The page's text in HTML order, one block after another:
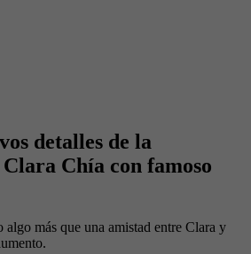
detalles de la
Clara Chía con famoso
algo más que una amistad entre Clara y